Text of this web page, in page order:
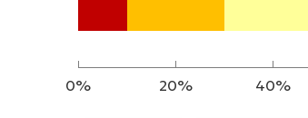
0% 20% 40%